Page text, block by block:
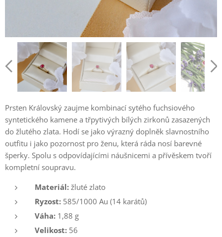
Prsten Královský zaujme kombinací sytého fuchsiového
syntetického kamene a třpytivých bílých zirkonů zasazených
do žlutého zlata. Hodí se jako výrazný doplněk slavnostního
outfitu i jako pozornost pro ženu, která ráda nosí barevné
šperky. Spolu s odpovídajícími náušnicemi a přívěskem tvoří
kompletní soupravu.
Materiál: žluté zlato
Ryzost: 585/1000 Au (14 karátů)
Váha: 1,88 g
Velikost: 56